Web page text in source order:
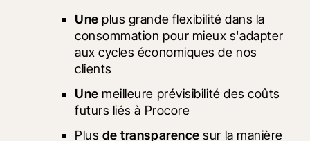
Une plus grande flexibilité dans la
consommation pour mieux s'adapter
aux cycles économiques de nos
clients
Une meilleure prévisibilité des coûts
futurs liés à Procore
Plus de transparence sur la manière